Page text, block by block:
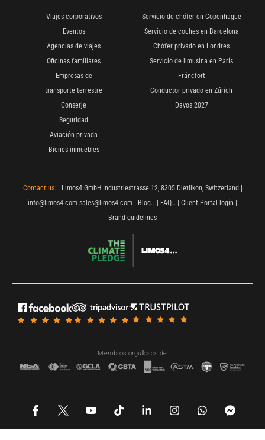
Viajes corporativos
Eventos
Agencias de viajes
Oficinas familiares
Empresas de
transporte terrestre
Conserje
Seguridad
Aviación privada
Bienes inmuebles
Servicio de chófer en Copenhague
Servicio de coches en Barcelona
Chófer privado en Londres
Servicio de limusina en París
Fráncfort
Conductor privado en Zúrich
Davos 2027
Contact us: | Limos4 GmbH Industriestrasse 12, 8305 Dietlikon, Switzerland |
info@limos4.com sales@limos4.com Blog… FAQ… Client Portal login
Brand guidelines
Miembros orgullosos de:
a
e
o
t
i
t
i
k
n
t
h
t
a
e